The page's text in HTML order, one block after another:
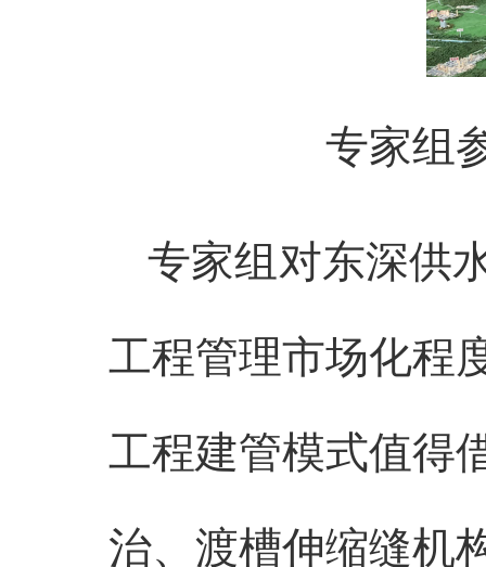
专家组
专家组对东深供
工程管理市场化程
工程建管模式值得
治、渡槽伸缩缝机